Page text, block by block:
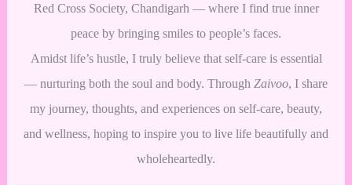
Red Cross Society, Chandigarh — where I find true inner
peace by bringing smiles to people’s faces.
Amidst life’s hustle, I truly believe that self-care is essential
— nurturing both the soul and body. Through Zaivoo, I share
my journey, thoughts, and experiences on self-care, beauty,
and wellness, hoping to inspire you to live life beautifully and
wholeheartedly.